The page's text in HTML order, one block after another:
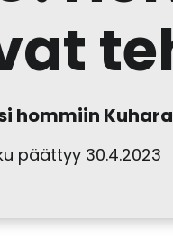
hommiin
päättyy 30.4.2023